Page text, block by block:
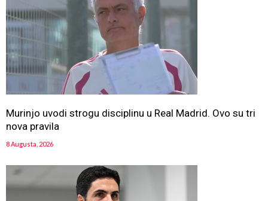
Murinjo uvodi strogu disciplinu u Real Madrid. Ovo su tri
nova pravila
8 Augusta, 2026